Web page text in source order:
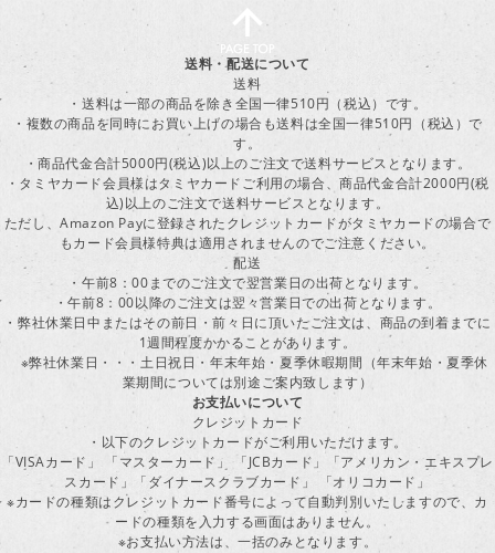
送料・配送について
送料
・送料は一部の商品を除き全国一律510円（税込）です。
・複数の商品を同時にお買い上げの場合も送料は全国一律510円（税込）で
す。
・商品代金合計5000円(税込)以上のご注文で送料サービスとなります。
・タミヤカード会員様はタミヤカードご利用の場合、商品代金合計2000円(税
込)以上のご注文で送料サービスとなります。
ただし、Amazon Payに登録されたクレジットカードがタミヤカードの場合で
もカード会員様特典は適用されませんのでご注意ください。
配送
・午前8：00までのご注文で翌営業日の出荷となります。
・午前8：00以降のご注文は翌々営業日での出荷となります。
・弊社休業日中またはその前日・前々日に頂いたご注文は、商品の到着までに
1週間程度かかることがあります。
※弊社休業日・・・土日祝日・年末年始・夏季休暇期間（年末年始・夏季休
業期間については別途ご案内致します）
お支払いについて
クレジットカード
・以下のクレジットカードがご利用いただけます。
「VISAカード」 「マスターカード」 「JCBカード」「アメリカン・エキスプレ
スカード」「ダイナースクラブカード」 「オリコカード」
※カードの種類はクレジットカード番号によって自動判別いたしますので、カ
ードの種類を入力する画面はありません。
※お支払い方法は、一括のみとなります。